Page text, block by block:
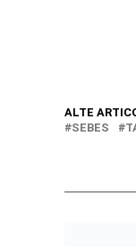
ALTE
SEBES